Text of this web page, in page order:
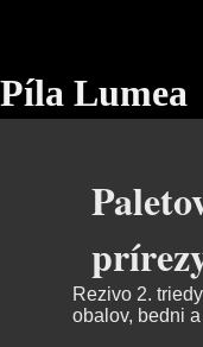
Píla Lumea
Rezivo 2.
obalov, bedni